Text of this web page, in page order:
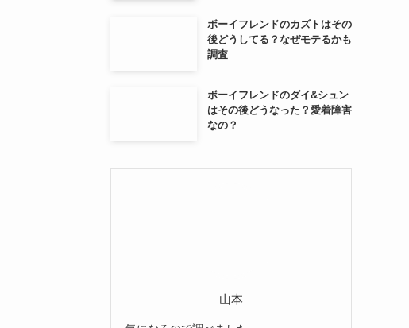
ボーイフレンドのカズトはその
後どうしてる？なぜモテるかも
調査
ボーイフレンドのダイ&シュン
はその後どうなった？愛着障害
なの？
山本